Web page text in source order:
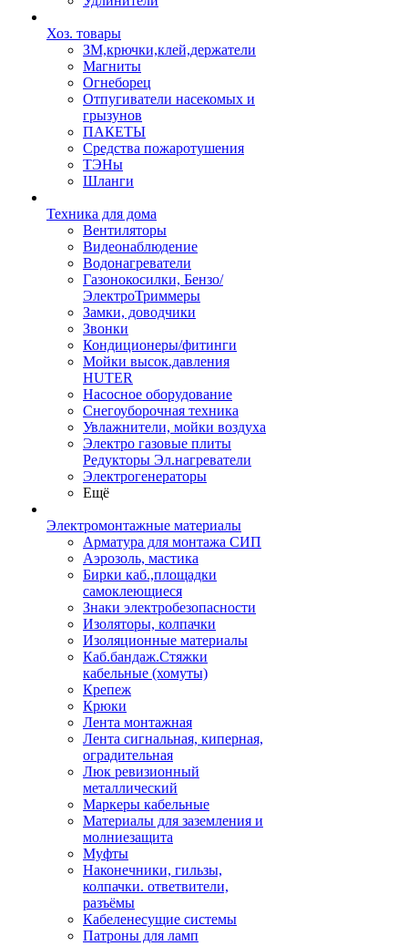
Хоз. товары
ЗМ,крючки,клей,держатели
Магниты
Огнеборец
Отпугиватели насекомых и
грызунов
ПАКЕТЫ
Средства пожаротушения
ТЭНы
Шланги
Техника для дома
Вентиляторы
Видеонаблюдение
Водонагреватели
Газонокосилки, Бензо/
ЭлектроТриммеры
Замки, доводчики
Звонки
Кондиционеры/фитинги
Мойки высок.давления
HUTER
Насосное оборудование
Снегоуборочная техника
Увлажнители, мойки воздуха
Электро газовые плиты
Редукторы Эл.нагреватели
Электрогенераторы
Ещё
Электромонтажные материалы
Арматура для монтажа СИП
Аэрозоль, мастика
Бирки каб.,площадки
самоклеющиеся
Знаки электробезопасности
Изоляторы, колпачки
Изоляционные материалы
Каб.бандаж.Стяжки
кабельные (хомуты)
Крепеж
Крюки
Лента монтажная
Лента сигнальная, киперная,
оградительная
Люк ревизионный
металлический
Маркеры кабельные
Материалы для заземления и
молниезащита
Муфты
Наконечники, гильзы,
колпачки. ответвители,
разъёмы
Кабеленесущие системы
Патроны для ламп